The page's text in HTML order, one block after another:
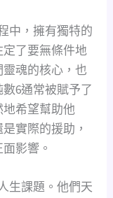
中，擁有獨特的
了要無條件地
魂的核心，也
6通常被賦予了
希望幫助他
實際的援助，
影響。
生課題。他們天